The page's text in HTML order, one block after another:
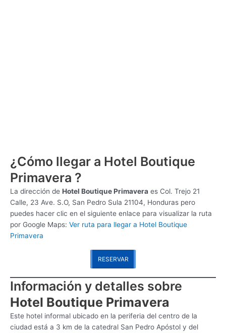
¿Cómo llegar a Hotel Boutique
Primavera ?
La dirección de Hotel Boutique Primavera es Col. Trejo 21
Calle, 23 Ave. S.O, San Pedro Sula 21104, Honduras pero
puedes hacer clic en el siguiente enlace para visualizar la ruta
por Google Maps: Ver ruta para llegar a Hotel Boutique
Primavera
RESERVAR
Información y detalles sobre
Hotel Boutique Primavera
Este hotel informal ubicado en la periferia del centro de la
ciudad está a 3 km de la catedral San Pedro Apóstol y del